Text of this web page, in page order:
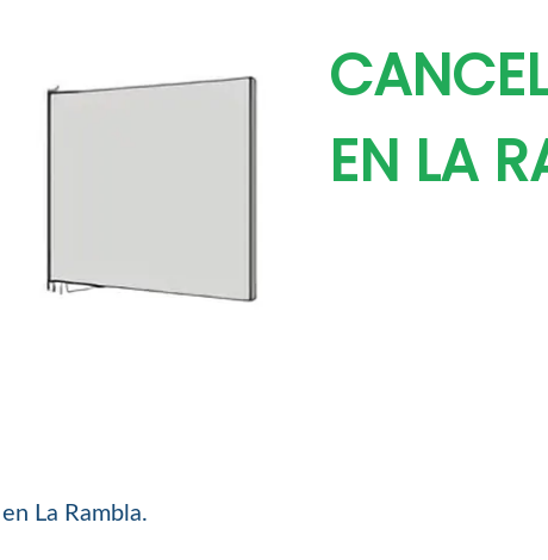
EN LA
en La Rambla.